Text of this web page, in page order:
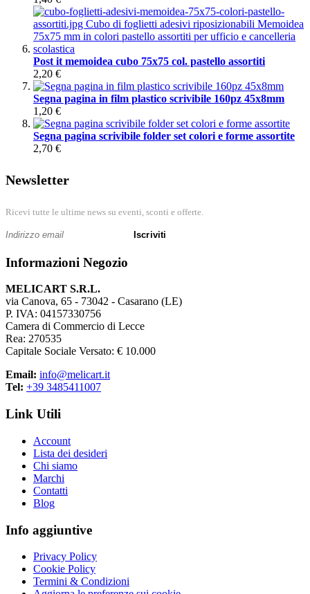
Post it memoidea cubo 75x75 col. pastello assortiti
2,20 €
Segna pagina in film plastico scrivibile 160pz 45x8mm
1,20 €
Segna pagina scrivibile folder set colori e forme assortite
2,70 €
Newsletter
Ricevi tutte le ultime news su eventi, sconti e offerte.
Iscriviti
Informazioni Negozio
MELICART S.R.L.
via Canova, 65 - 73042 - Casarano (LE)
P. IVA: 04157330756
Camera di Commercio di Lecce
Rea: 270535
Capitale Sociale Versato: € 10.000
Email: info@melicart.it
Tel: +39 3485411007
Link Utili
Account
Lista dei desideri
Chi siamo
Marchi
Contatti
Blog
Info aggiuntive
Privacy Policy
Cookie Policy
Termini & Condizioni